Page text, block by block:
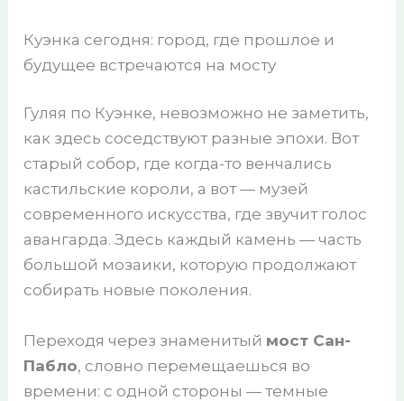
Куэнка сегодня: город, где прошлое и
будущее встречаются на мосту
Гуляя по Куэнке, невозможно не заметить,
как здесь соседствуют разные эпохи. Вот
старый собор, где когда-то венчались
кастильские короли, а вот — музей
современного искусства, где звучит голос
авангарда. Здесь каждый камень — часть
большой мозаики, которую продолжают
собирать новые поколения.
Переходя через знаменитый мост Сан-
Пабло, словно перемещаешься во
времени: с одной стороны — темные